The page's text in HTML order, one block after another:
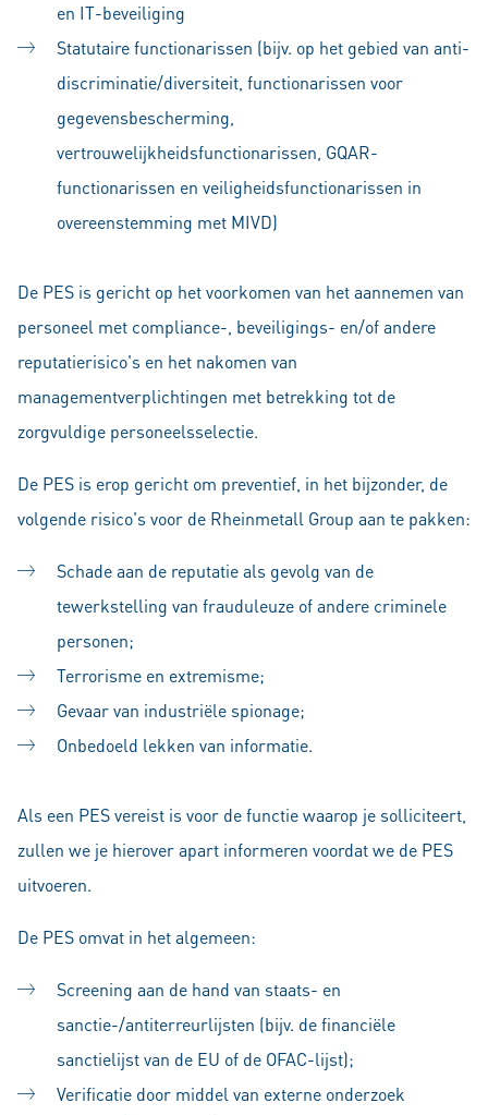
en IT-beveiliging
Statutaire functionarissen (bijv. op het gebied van anti-
discriminatie/diversiteit, functionarissen voor
gegevensbescherming,
vertrouwelijkheidsfunctionarissen, GQAR-
functionarissen en veiligheidsfunctionarissen in
overeenstemming met MIVD)
De PES is gericht op het voorkomen van het aannemen van
personeel met compliance-, beveiligings- en/of andere
reputatierisico's en het nakomen van
managementverplichtingen met betrekking tot de
zorgvuldige personeelsselectie.
De PES is erop gericht om preventief, in het bijzonder, de
volgende risico's voor de Rheinmetall Group aan te pakken:
Schade aan de reputatie als gevolg van de
tewerkstelling van frauduleuze of andere criminele
personen;
Terrorisme en extremisme;
Gevaar van industriële spionage;
Onbedoeld lekken van informatie.
Als een PES vereist is voor de functie waarop je solliciteert,
zullen we je hierover apart informeren voordat we de PES
uitvoeren.
De PES omvat in het algemeen:
Screening aan de hand van staats- en
sanctie-/antiterreurlijsten (bijv. de financiële
sanctielijst van de EU of de OFAC-lijst);
Verificatie door middel van externe onderzoek